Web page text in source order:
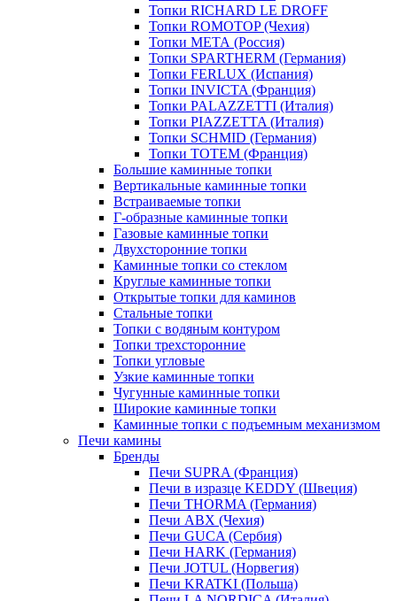
Топки RICHARD LE DROFF
Топки ROMOTOP (Чехия)
Топки МЕТА (Россия)
Топки SPARTHERM (Германия)
Топки FERLUX (Испания)
Топки INVICTA (Франция)
Топки PALAZZETTI (Италия)
Топки PIAZZETTA (Италия)
Топки SCHMID (Германия)
Топки TOTEM (Франция)
Большие каминные топки
Вертикальные каминные топки
Встраиваемые топки
Г-образные каминные топки
Газовые каминные топки
Двухсторонние топки
Каминные топки со стеклом
Круглые каминные топки
Открытые топки для каминов
Стальные топки
Топки с водяным контуром
Топки трехсторонние
Топки угловые
Узкие каминные топки
Чугунные каминные топки
Широкие каминные топки
Каминные топки с подъемным механизмом
Печи камины
Бренды
Печи SUPRA (Франция)
Печи в изразце KEDDY (Швеция)
Печи THORMA (Германия)
Печи ABX (Чехия)
Печи GUCA (Сербия)
Печи HARK (Германия)
Печи JOTUL (Норвегия)
Печи KRATKI (Польша)